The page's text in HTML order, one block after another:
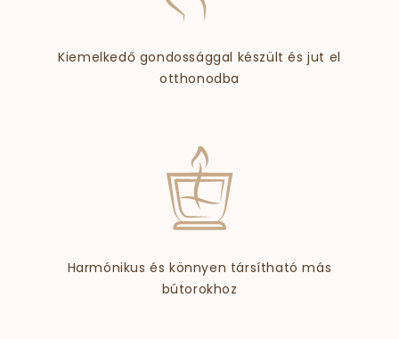
Kiemelkedő gondossággal készült és jut el
otthonodba
Harmónikus és könnyen társítható más
bútorokhoz